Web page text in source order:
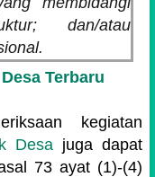
dan/atau
Terbaru
kegiatan
Desajuga dapat
73 ayat (1)-(4)